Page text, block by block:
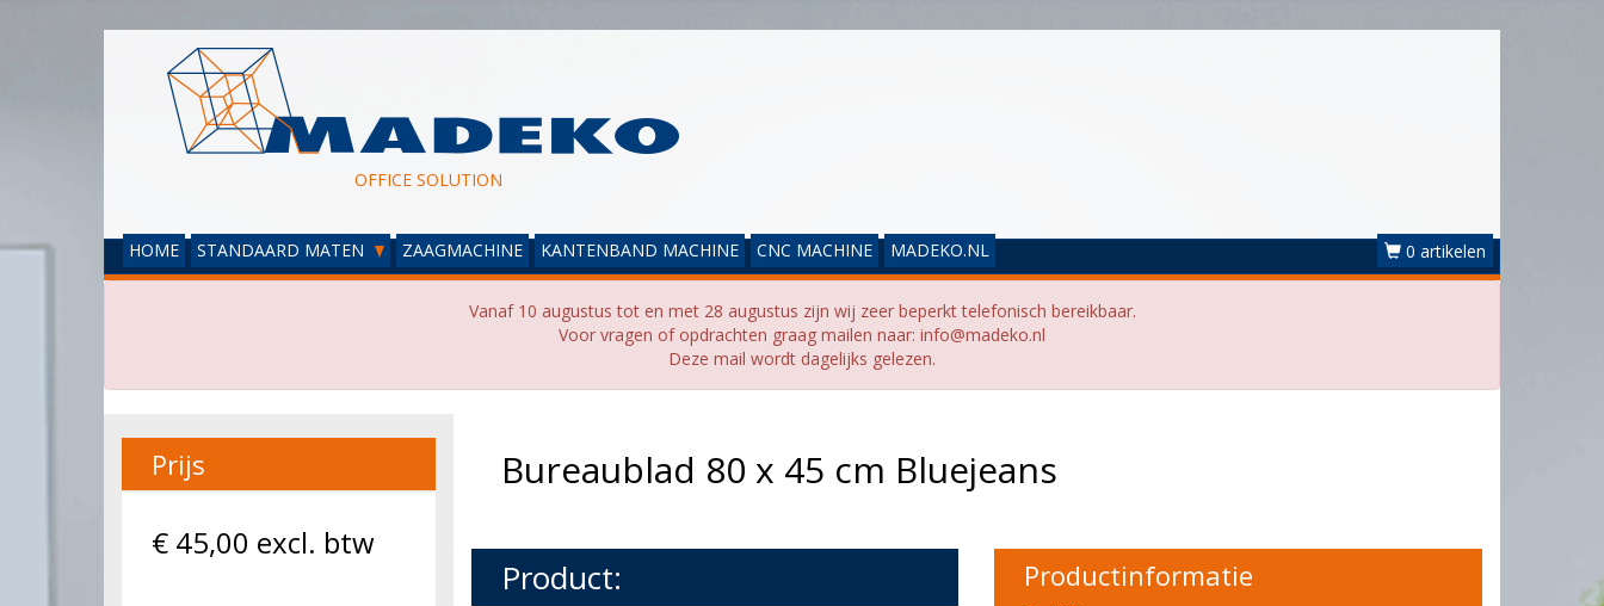
OFFICE SOLUTION
HOME STANDAARD MATEN ZAAGMACHINE KANTENBAND MACHINE CNC MACHINE MADEKO.NL 0 artikelen
Vanaf 10 augustus tot en met 28 augustus zijn wij zeer beperkt telefonisch bereikbaar.
Voor vragen of opdrachten graag mailen naar: info@madeko.nl
Deze mail wordt dagelijks gelezen.
Bureaublad 80 x 45 cm Bluejeans
Product: Productinformatie
Prijs
€ 45,00 excl. btw